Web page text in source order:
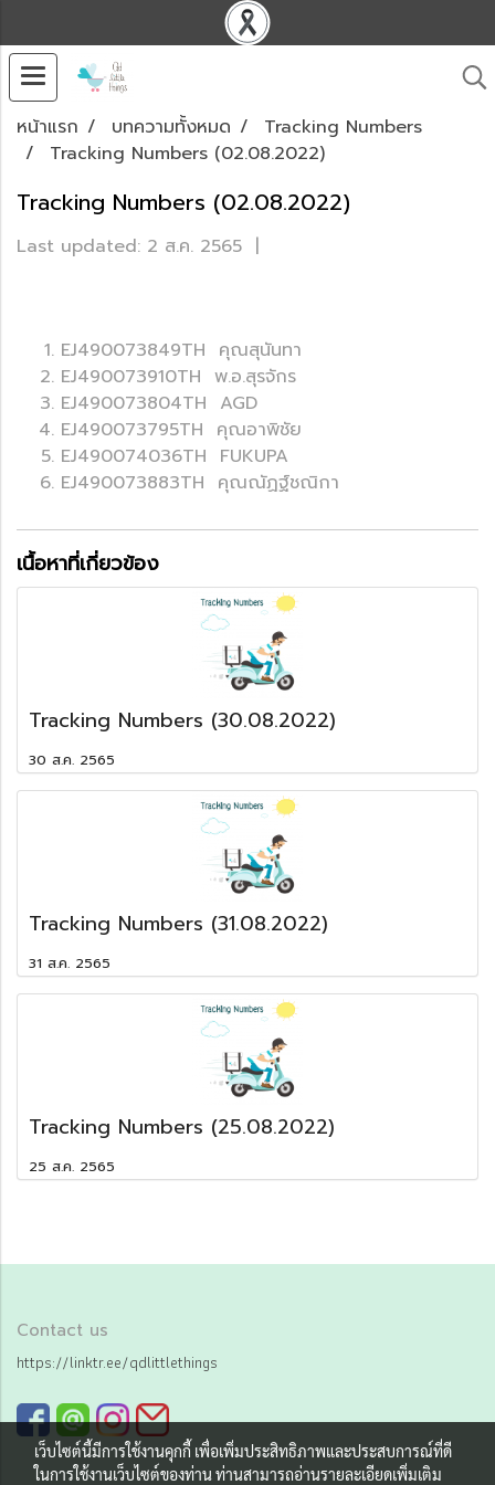
หน้าแรก บทความทั้งหมด
Tracking Numbers
Tracking Numbers (02.08.2022)
Tracking Numbers (02.08.2022)
Last updated: 2 ส.ค. 2565 |
EJ490073849TH คุณสุนันทา
EJ490073910TH พ.อ.สุรจักร
EJ490073804TH AGD
EJ490073795TH คุณอาพิชัย
EJ490074036TH FUKUPA
EJ490073883TH คุณณัฏฐ์ชณิกา
เนื้อหาที่เกี่ยวข้อง
Tracking Numbers (30.08.2022)
30 ส.ค. 2565
Tracking Numbers (31.08.2022)
31 ส.ค. 2565
Tracking Numbers (25.08.2022)
25 ส.ค. 2565
Contact us
https://linktr.ee/qdlittlethings
เว็บไซต์นี้มีการใช้งานคุกกี้ เพื่อเพิ่มประสิทธิภาพและประสบการณ์ที่ดี
ในการใช้งานเว็บไซต์ของท่าน ท่านสามารถอ่านรายละเอียดเพิ่มเติม